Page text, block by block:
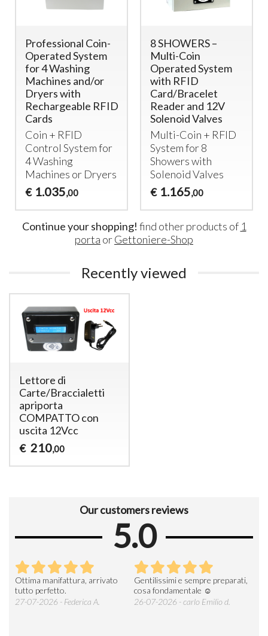
Professional Coin-
Operated System
for 4 Washing
Machines and/or
Dryers with
Rechargeable RFID
Cards
Coin + RFID
Control System for
4 Washing
Machines or Dryers
€ 1.035,00
8 SHOWERS –
Multi-Coin
Operated System
with RFID
Card/Bracelet
Reader and 12V
Solenoid Valves
Multi-Coin + RFID
System for 8
Showers with
Solenoid Valves
€ 1.165,00
Continue your shopping! find other products of 1
porta orGettoniere-Shop
Recently viewed
Lettore di
Carte/Braccialetti
apriporta
COMPATTO con
uscita 12Vcc
€ 210,00
Our customers reviews
5.0
Ottima manifattura, arrivato
tutto perfetto.
27-07-2026 - Federica A.
Gentilissimi e sempre preparati,
cosa fondamentale ☺️
26-07-2026 - carlo Emilio d.